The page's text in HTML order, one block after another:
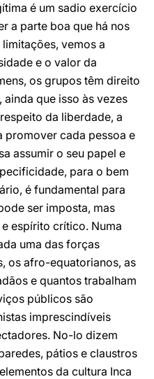
é um sadio exercício
a parte boa que há nos
vemos a
e o valor da
os grupos têm direito
que isso às vezes
da liberdade, a
promover cada pessoa e
assumir o seu papel e
para o bem
é fundamental para
ser imposta, mas
espírito crítico. Numa
uma das forças
os afro-equatorianos, as
e quantos trabalham
públicos são
imprescindíveis
No-lo dizem
pátios e claustros
da cultura Inca